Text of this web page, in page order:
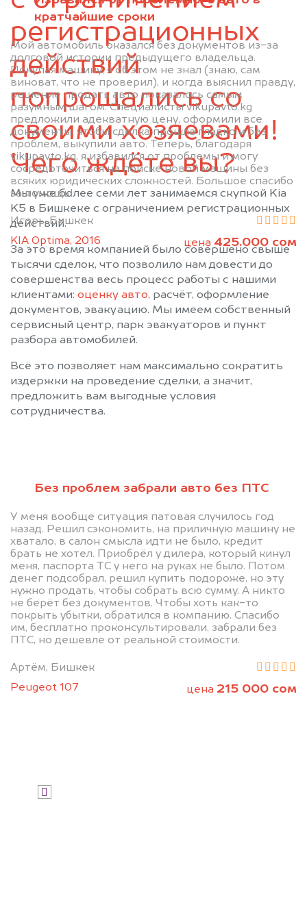
кратчайшие сроки
Мой автомобиль оказался без документов из-за
долговой истории предыдущего владельца.
Покупая машину, я об этом не знал (знаю, сам
виноват, что не проверил), и когда выяснил правду,
решение продать авто показалось самым
разумным шагом. Специалисты vikupavto.kg
предложили адекватную цену, оформили все
документы, чтобы сделка прошла гладко и без
проблем, выкупили авто. Теперь, благодаря
vikupavto.kg, я избавился от проблемы и могу
сосредоточиться на поиске новой машины без
всяких юридических сложностей. Большое спасибо
за помощь!
Игорь, Бишкек
KIA Optima, 2016
цена 425.000 сом
Без проблем забрали авто без ПТС
У меня вообще ситуация патовая случилось год
назад. Решил сэкономить, на приличную машину не
хватало, в салон смысла идти не было, кредит
брать не хотел. Приобрёл у дилера, который кинул
меня, паспорта ТС у него на руках не было. Потом
денег подсобрал, решил купить подороже, но эту
нужно продать, чтобы собрать всю сумму. А никто
не берёт без документов. Чтобы хоть как-то
покрыть убытки, обратился в компанию. Спасибо
им, бесплатно проконсультировали, забрали без
ПТС, но дешевле от реальной стоимости.
Артём, Бишкек
Peugeot 107
цена 215 000 сом
регистрационных
действий
попрощались со
своими хозяевами!
Чего ждёте вы?
Мы уже более семи лет занимаемся скупкой Kia
K5 в Бишкеке с ограничением регистрационных
действий.
За это время компанией было совершено свыше
тысячи сделок, что позволило нам довести до
совершенства весь процесс работы с нашими
клиентами: оценку авто, расчёт, оформление
документов, эвакуацию. Мы имеем собственный
сервисный центр, парк эвакуаторов и пункт
разбора автомобилей.
Всё это позволяет нам максимально сократить
издержки на проведение сделки, а значит,
предложить вам выгодные условия
сотрудничества.
(505) 01-88-11
Мы проконсультируем вас и
рассчитаем стоимость вашего
автомобиля с ограничением
регистрационных действий.